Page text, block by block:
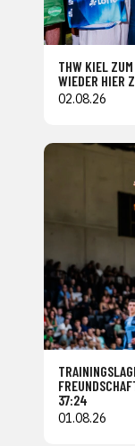
THW KIEL
WIEDER HIER
02.08.26
37:24
01.08.26